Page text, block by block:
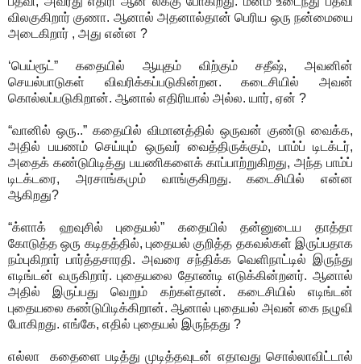
விலகுகிறார் குணா. ஆனால் அதனால்தான் பெரிய ஒரு நன்மையை
அடைகிறார் , அது என்ன ?
‘பெய்ரூட்” கதையில் ஆயுதம் விற்கும் சதீஷ், அவனின்
செயல்பாடுகள் விவரிக்கப்படுகின்றன. கடைசியில் அவன்
கொல்லப்படுகிறான். ஆனால் எதிரியால் அல்ல. யார், ஏன் ?
“வானில் ஒரு..” கதையில் விமானத்தில் ஒருவன் குண்டு வைக்க,
அதில் பயணம் செய்யும் ஒருவர் வைத்திருக்கும், பாம்ப் டிடக்டர்,
அதைக் கண்டுபிடித்து பயணிகளைக் காப்பாற்றுகிறது, அந்த பாம்ப்
டிடக்டரை, அரசாங்கமும் வாங்குகிறது. கடைசியில் என்ன
ஆகிறது?
“க்ளாக் ஹவுசில் புதையல்” கதையில் தன்னுடைய தாத்தா
கோடுத்த ஒரு கடிதத்தில், புதையல் குறித்த தகவல்கள் இருப்பதாக
நம்புகிறார் பார்த்தசாரதி. அவரை சந்திக்க வெளிநாட்டில் இருந்து
எடிங்டன் வருகிறார். புதையலை தோண்டி எடுக்கின்றனர். ஆனால்
அதில் இருப்பது வெறும் கற்கள்தான். கடைசியில் எடிங்டன்
புதையலை கண்டுபிடிக்கிறான். ஆனால் புதையல் அவன் கை நழுவி
போகிறது. எங்கே, எதில் புதையல் இருந்தது ?
எல்லா கதைளை படித்து முடித்தவுடன் எதாவது சொல்லாவிட்டால்